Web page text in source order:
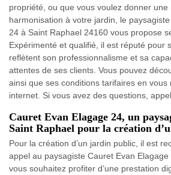
propriété, ou que vous voulez donner une
harmonisation à votre jardin, le
24 à Saint Raphael 24160 vous propose
Expérimenté et qualifié, il est réputé pour
reflètent son professionnalisme et sa
attentes de ses clients. Vous pouvez
ainsi que ses conditions tarifaires en vous
internet. Si vous avez des questions,
Cauret Evan Elagage 24, un
Saint Raphael pour la création
Pour la création d’un jardin public, il est
appel au paysagiste Cauret Evan
vous souhaitez profiter d’une prestation